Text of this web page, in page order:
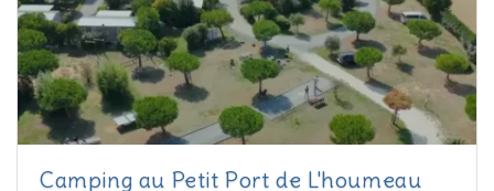
Camping au Petit Port de L'houmeau